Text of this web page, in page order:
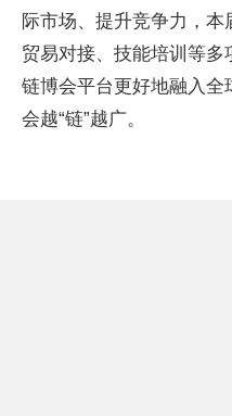
际市场、提升竞争力，
贸易对接、技能培训等
链博会平台更好地融入
会越“链”越广。